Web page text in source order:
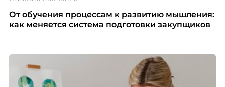
От обучения процессам к развитию мышления:
как меняется система подготовки закупщиков